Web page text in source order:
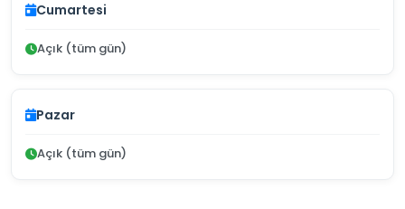
Cumartesi
Açık (tüm gün)
Pazar
Açık (tüm gün)